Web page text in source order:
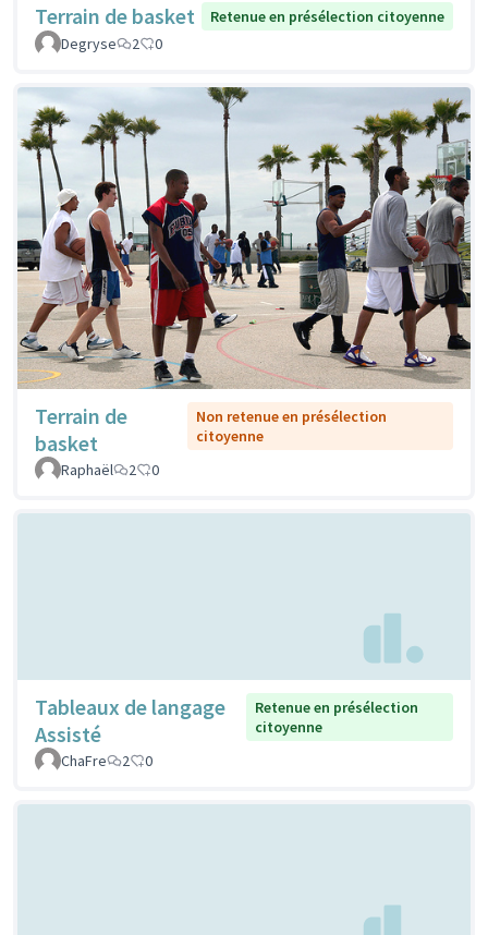
Terrain de basket
Retenue en présélection citoyenne
Degryse
2 0
Terrain de
basket
Non retenue en présélection
citoyenne
Raphaël
2 0
Tableaux de langage
Assisté
Retenue en présélection
citoyenne
ChaFre
2 0